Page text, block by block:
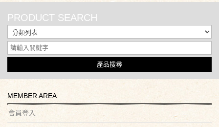
PRODUCT SEARCH
產品搜尋
MEMBER AREA
會員登入